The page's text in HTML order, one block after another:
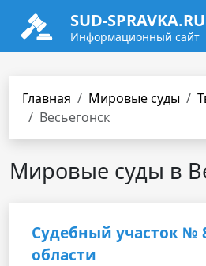
SUD-SPRAVKA.RU
Информационный сайт
Главная Мировые суды
Весьегонск
Мировые суды в
Судебный участок №
области